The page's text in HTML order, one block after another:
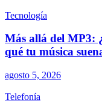
Tecnología
Más allá del MP3:
qué tu música
agosto 5, 2026
Telefonía